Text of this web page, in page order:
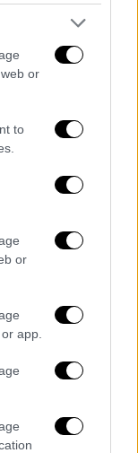
or
to
or
app.
τραγουδιστή
για την
ότι
ποινή που θα
υπόλοιπο
την
μία
«πιθανό
είτε
ότι